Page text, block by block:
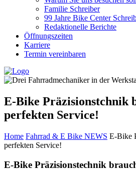
Familie Schreiber
99 Jahre Bike Center
Redaktionelle Berichte
Öffnungszeiten
Karriere
Termin vereinbaren
E-Bike Präzisionstchnik
perfekten Service!
Home Fahrrad & E Bike NEWS E-Bike
perfekten Service!
E-Bike Präzisionstechnik